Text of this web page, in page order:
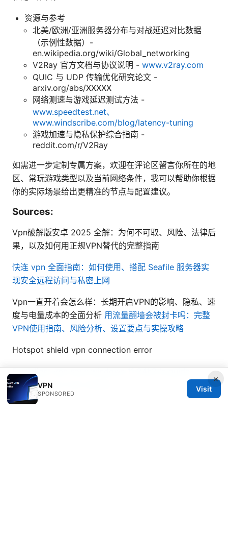
资源与参考
北美/欧洲/亚洲服务器分布与对战延迟对比数据
（示例性数据）-
en.wikipedia.org/wiki/Global_networking
V2Ray 官方文档与协议说明 - www.v2ray.com
QUIC 与 UDP 传输优化研究论文 -
arxiv.org/abs/XXXXX
网络测速与游戏延迟测试方法 -
www.speedtest.net、
www.windscribe.com/blog/latency-tuning
游戏加速与隐私保护综合指南 -
reddit.com/r/V2Ray
如需进一步定制专属方案，欢迎在评论区留言你所在的地
区、常玩游戏类型以及当前网络条件，我可以帮助你根据
你的实际场景给出更精准的节点与配置建议。
Sources:
Vpn破解版安卓 2025 全解：为何不可取、风险、法律后
果，以及如何用正规VPN替代的完整指南
快连 vpn 全面指南：如何使用、搭配 Seafile 服务器实
现安全远程访问与私密上网
Vpn一直开着会怎么样：长期开启VPN的影响、隐私、速
度与电量成本的全面分析 用流量翻墙会被封卡吗：完整
VPN使用指南、风险分析、设置要点与实操攻略
Hotspot shield vpn connection error
Forticlient vpn sous windows 11 24h2 le guide
complet pour tout retablir
×
VPN
SPONSORED
Visit